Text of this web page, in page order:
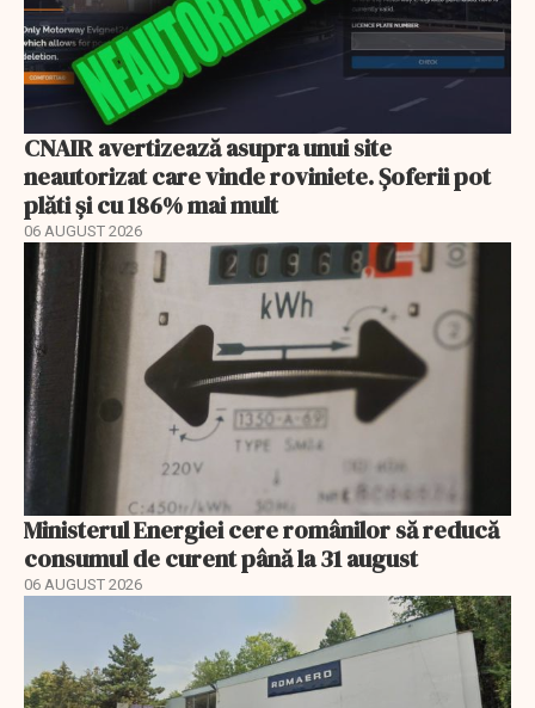
CNAIR avertizează asupra unui site
neautorizat care vinde roviniete. Șoferii pot
plăti și cu 186% mai mult
06 AUGUST 2026
Ministerul Energiei cere românilor să reducă
consumul de curent până la 31 august
06 AUGUST 2026